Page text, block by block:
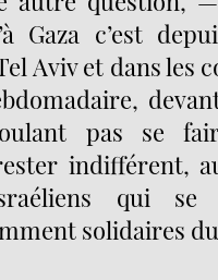
Gaza c’est
Aviv et dans les
pas se
indifférent,
qui se
solidaires